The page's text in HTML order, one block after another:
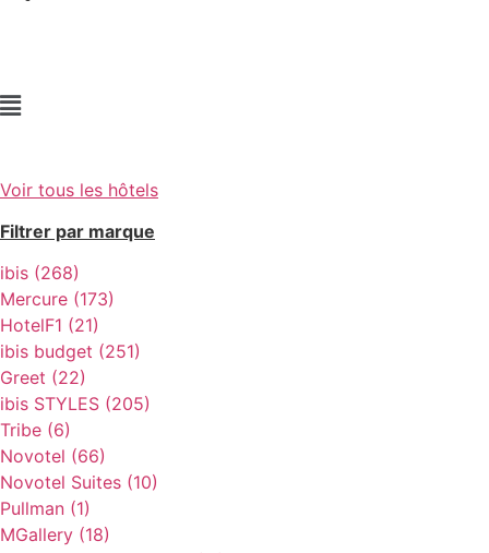
Voir tous les hôtels
Filtrer par marque
ibis (268)
Mercure (173)
HotelF1 (21)
ibis budget (251)
Greet (22)
ibis STYLES (205)
Tribe (6)
Novotel (66)
Novotel Suites (10)
Pullman (1)
MGallery (18)